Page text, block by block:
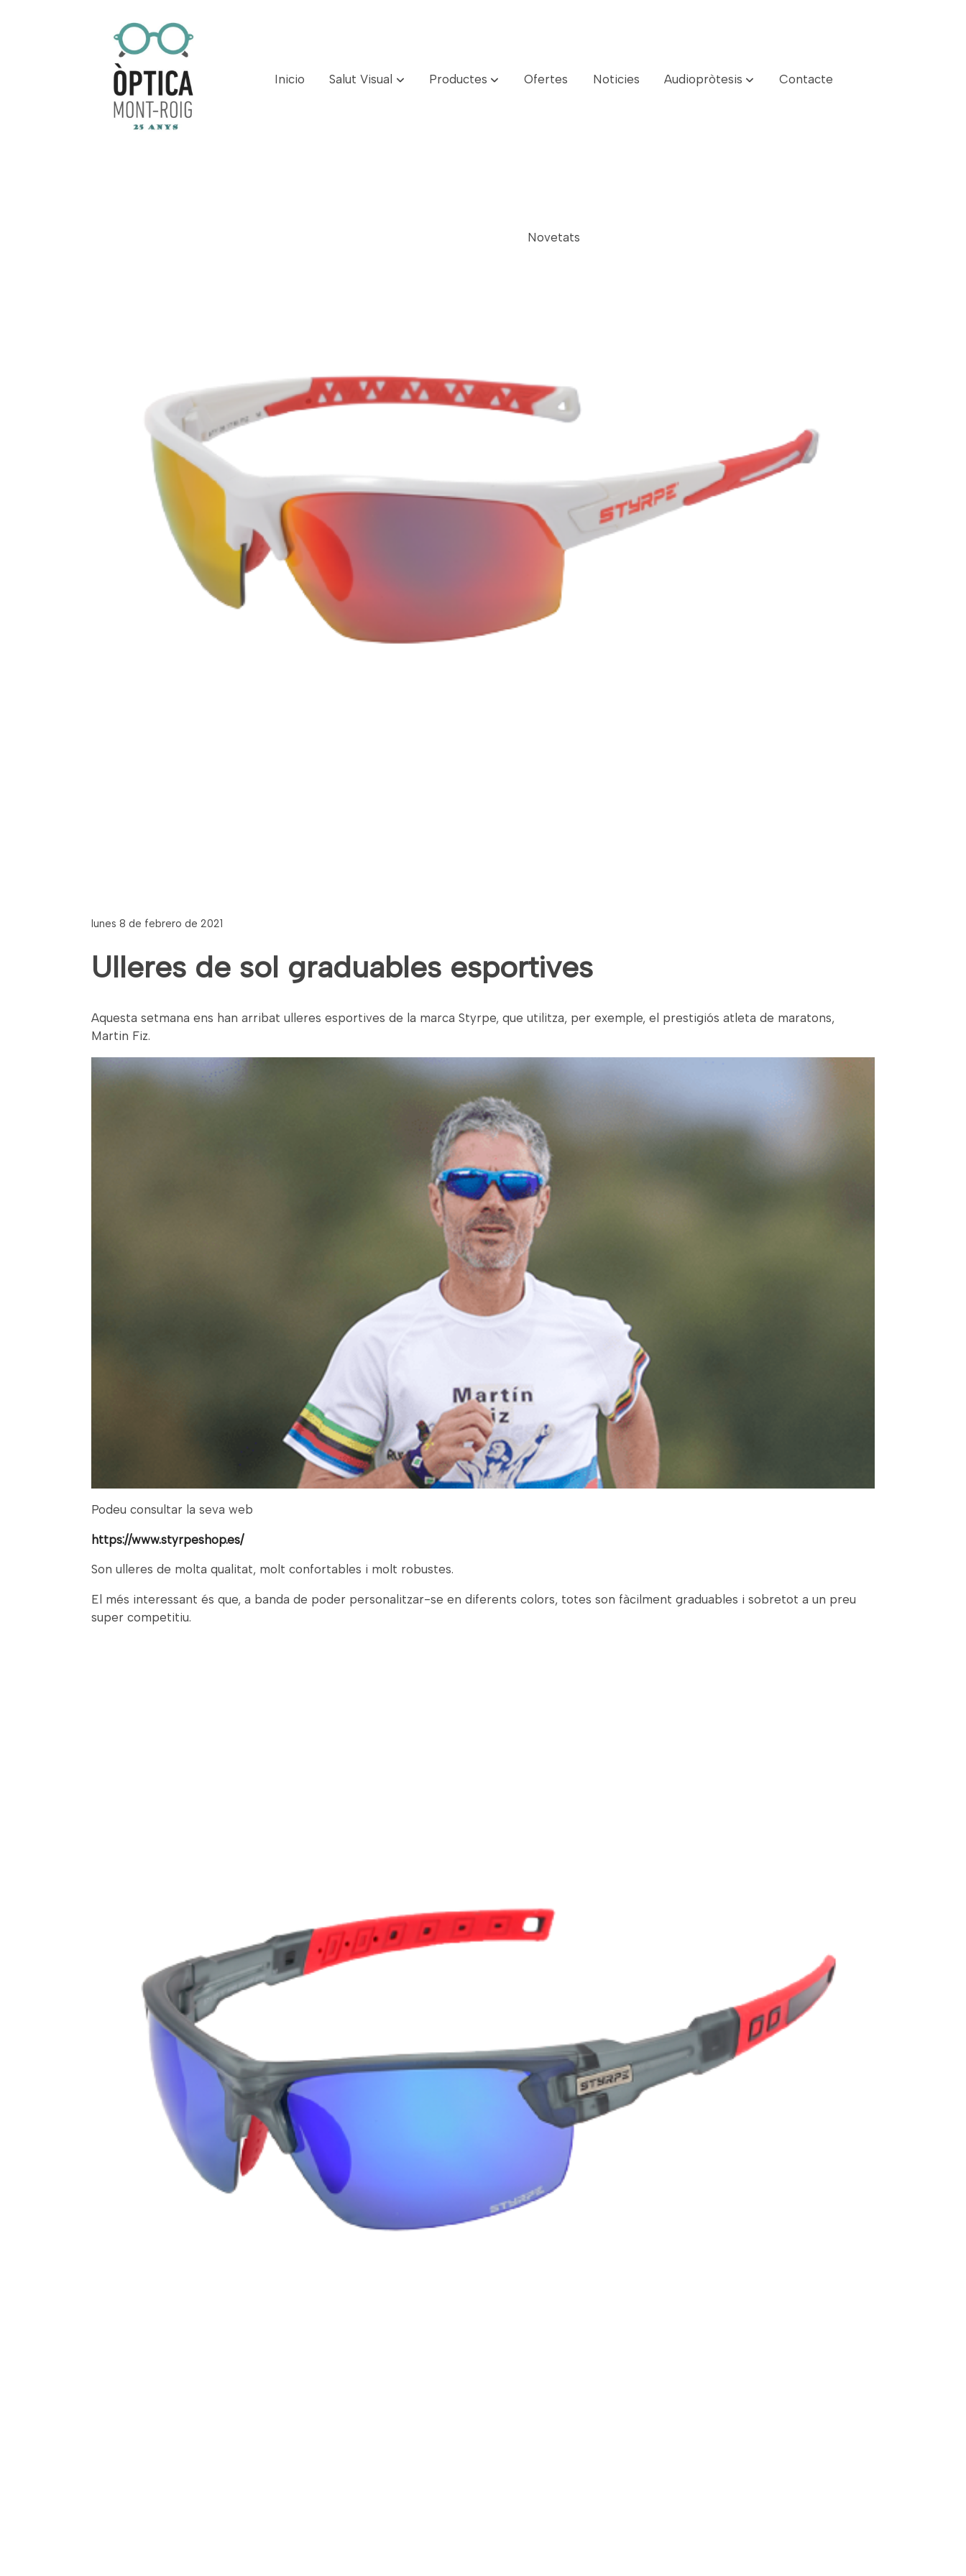
Inicio Salut Visual Productes Ofertes Noticies Audiopròtesis Contacte
Novetats
lunes 8 de febrero de 2021
Ulleres de sol graduables esportives
Aquesta setmana ens han arribat ulleres esportives de la marca Styrpe, que utilitza, per exemple, el prestigiós atleta de maratons,
Martin Fiz.
Podeu consultar la seva web
https://www.styrpeshop.es/
Son ulleres de molta qualitat, molt confortables i molt robustes.
El més interessant és que, a banda de poder personalitzar-se en diferents colors, totes son fàcilment graduables i sobretot a un preu
super competitiu.